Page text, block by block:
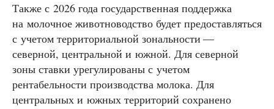
Также с 2026 года государственная поддержка
на молочное животноводство будет предоставляться
с учетом территориальной зональности —
северной, центральной и южной. Для северной
зоны ставки урегулированы с учетом
рентабельности производства молока. Для
центральных и южных территорий сохранено